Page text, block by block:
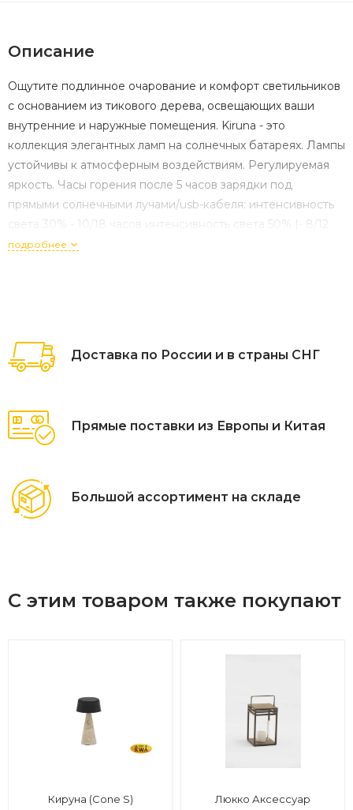
Описание
Ощутите подлинное очарование и комфорт светильников
с основанием из тикового дерева, освещающих ваши
внутренние и наружные помещения. Kiruna - это
коллекция элегантных ламп на солнечных батареях. Лампы
устойчивы к атмосферным воздействиям. Регулируемая
яркость. Часы горения после 5 часов зарядки под
прямыми солнечными лучами/usb-кабеля: интенсивность
света 30% - 10/18 часов интенсивность света 50% |- 8/12
часов интенсивность света 100% - 5/7 часов Литиевая
подробнее
Доставка по России и в страны СНГ
Прямые поставки из Европы и Китая
Большой ассортимент на складе
С этим товаром также покупают
Кируна (Cone S)
Люкко Аксессуар